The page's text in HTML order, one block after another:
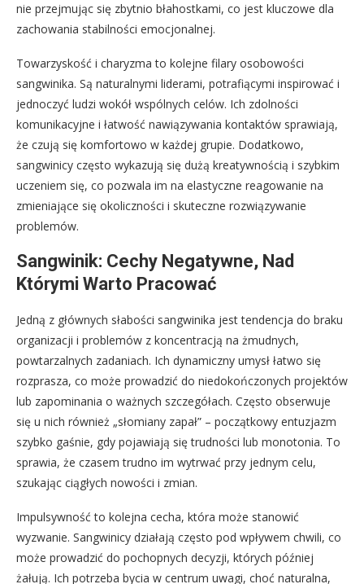
nie przejmując się zbytnio błahostkami, co jest kluczowe dla
zachowania stabilności emocjonalnej.
Towarzyskość i charyzma to kolejne filary osobowości
sangwinika. Są naturalnymi liderami, potrafiącymi inspirować i
jednoczyć ludzi wokół wspólnych celów. Ich zdolności
komunikacyjne i łatwość nawiązywania kontaktów sprawiają,
że czują się komfortowo w każdej grupie. Dodatkowo,
sangwinicy często wykazują się dużą kreatywnością i szybkim
uczeniem się, co pozwala im na elastyczne reagowanie na
zmieniające się okoliczności i skuteczne rozwiązywanie
problemów.
Sangwinik: Cechy Negatywne, Nad
Którymi Warto Pracować
Jedną z głównych słabości sangwinika jest tendencja do braku
organizacji i problemów z koncentracją na żmudnych,
powtarzalnych zadaniach. Ich dynamiczny umysł łatwo się
rozprasza, co może prowadzić do niedokończonych projektów
lub zapominania o ważnych szczegółach. Często obserwuje
się u nich również „słomiany zapał” – początkowy entuzjazm
szybko gaśnie, gdy pojawiają się trudności lub monotonia. To
sprawia, że czasem trudno im wytrwać przy jednym celu,
szukając ciągłych nowości i zmian.
Impulsywność to kolejna cecha, która może stanowić
wyzwanie. Sangwinicy działają często pod wpływem chwili, co
może prowadzić do pochopnych decyzji, których później
żałują. Ich potrzeba bycia w centrum uwagi, choć naturalna,